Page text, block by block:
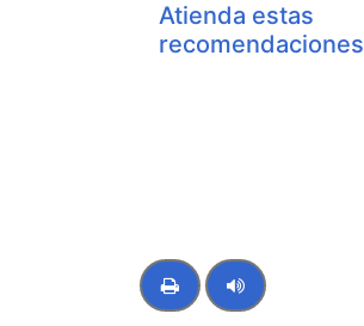
Atienda estas
recomendaciones